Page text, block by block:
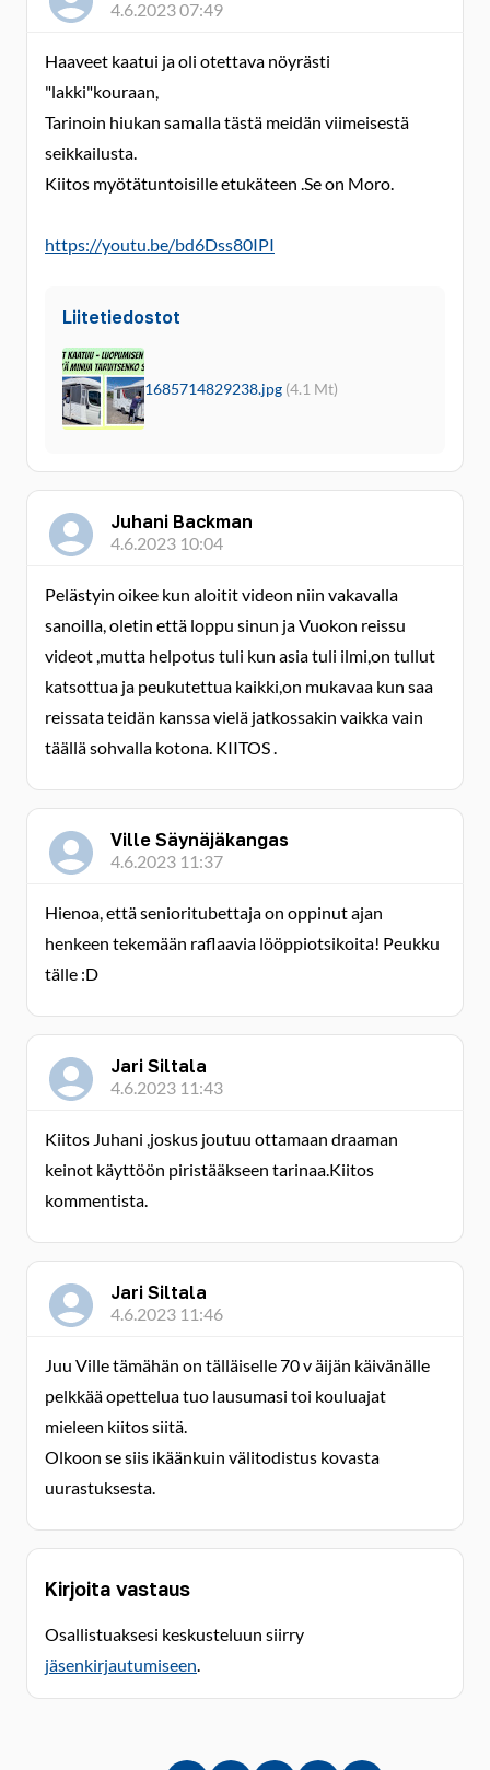
4.6.2023 07:49
Haaveet kaatui ja oli otettava nöyrästi
"lakki"kouraan,
Tarinoin hiukan samalla tästä meidän viimeisestä
seikkailusta.
Kiitos myötätuntoisille etukäteen .Se on Moro.
https://youtu.be/bd6Dss80IPI
Liitetiedostot
1685714829238.jpg (4.1 Mt)
Juhani Backman
4.6.2023 10:04
Pelästyin oikee kun aloitit videon niin vakavalla
sanoilla, oletin että loppu sinun ja Vuokon reissu
videot ,mutta helpotus tuli kun asia tuli ilmi,on tullut
katsottua ja peukutettua kaikki,on mukavaa kun saa
reissata teidän kanssa vielä jatkossakin vaikka vain
täällä sohvalla kotona. KIITOS .
Ville Säynäjäkangas
4.6.2023 11:37
Hienoa, että senioritubettaja on oppinut ajan
henkeen tekemään raflaavia lööppiotsikoita! Peukku
tälle :D
Jari Siltala
4.6.2023 11:43
Kiitos Juhani ,joskus joutuu ottamaan draaman
keinot käyttöön piristääkseen tarinaa.Kiitos
kommentista.
Jari Siltala
4.6.2023 11:46
Juu Ville tämähän on tälläiselle 70 v äijän käivänälle
pelkkää opettelua tuo lausumasi toi kouluajat
mieleen kiitos siitä.
Olkoon se siis ikäänkuin välitodistus kovasta
uurastuksesta.
Kirjoita vastaus
Osallistuaksesi keskusteluun siirry
jäsenkirjautumiseen.